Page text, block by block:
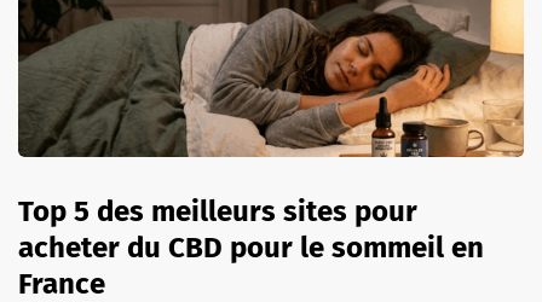
Top 5 des meilleurs sites pour
acheter du CBD pour le sommeil en
France